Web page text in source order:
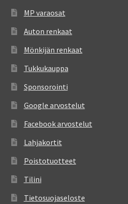
MP varaosat
Auton renkaat
Mönkijän renkaat
Tukkukauppa
Sponsorointi
Google arvostelut
Facebook arvostelut
Lahjakortit
Poistotuotteet
Tilini
Tietosuojaseloste